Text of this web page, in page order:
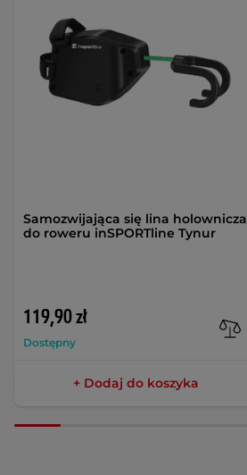
Samozwijająca się lina holownicza
do roweru inSPORTline Tynur
119,90 zł
Dostępny
+ Dodaj do koszyka